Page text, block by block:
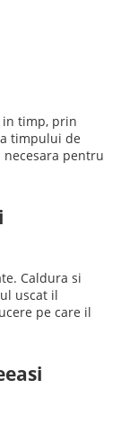
in timp, prin
timpului de
pentru
Caldura si
uscat il
pe care il